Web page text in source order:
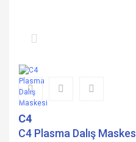
C4
C4 Plasma Dalış